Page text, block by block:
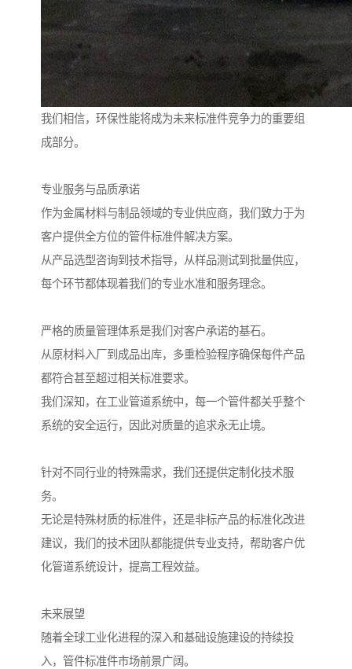
我们相信，环保性能将成为未来标准件竞争力的重要组
成部分。
专业服务与品质承诺
作为金属材料与制品领域的专业供应商，我们致力于为
客户提供全方位的管件标准件解决方案。
从产品选型咨询到技术指导，从样品测试到批量供应，
每个环节都体现着我们的专业水准和服务理念。
严格的质量管理体系是我们对客户承诺的基石。
从原材料入厂到成品出库，多重检验程序确保每件产品
都符合甚至超过相关标准要求。
我们深知，在工业管道系统中，每一个管件都关乎整个
系统的安全运行，因此对质量的追求永无止境。
针对不同行业的特殊需求，我们还提供定制化技术服
务。
无论是特殊材质的标准件，还是非标产品的标准化改进
建议，我们的技术团队都能提供专业支持，帮助客户优
化管道系统设计，提高工程效益。
未来展望
随着全球工业化进程的深入和基础设施建设的持续投
入，管件标准件市场前景广阔。